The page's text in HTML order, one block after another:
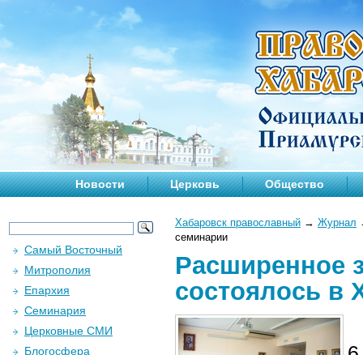
Новости Церковь Общество
Хабаровск православный → Журнал
семинарии
Расширенное
состоялось в
Самый Восточный
Митрополия
Епархия
Семинария
Церковные СМИ
Блогосфера